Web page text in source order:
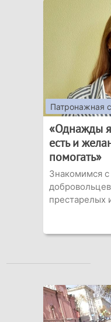
Патронажная
«Однажды
есть и
помогать»
Знакомимся
престарелых